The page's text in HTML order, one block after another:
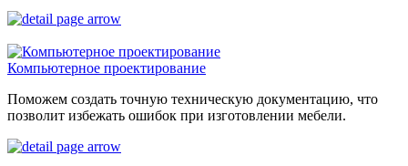
Компьютерное проектирование
Поможем создать точную техническую документацию, что
позволит избежать ошибок при изготовлении мебели.